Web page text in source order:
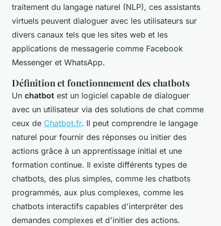
traitement du langage naturel (NLP), ces assistants
virtuels peuvent dialoguer avec les utilisateurs sur
divers canaux tels que les sites web et les
applications de messagerie comme Facebook
Messenger et WhatsApp.
Définition et fonctionnement des chatbots
Un chatbot est un logiciel capable de dialoguer
avec un utilisateur via des solutions de chat comme
ceux de Chatbot.fr. Il peut comprendre le langage
naturel pour fournir des réponses ou initier des
actions grâce à un apprentissage initial et une
formation continue. Il existe différents types de
chatbots, des plus simples, comme les chatbots
programmés, aux plus complexes, comme les
chatbots interactifs capables d'interpréter des
demandes complexes et d'initier des actions.